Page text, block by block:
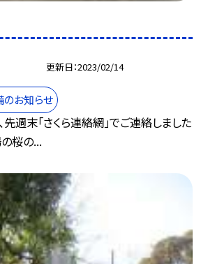
更新日 2023/02/14
のお知らせ
週末「さくら連絡網」でご連絡しました
桜の...